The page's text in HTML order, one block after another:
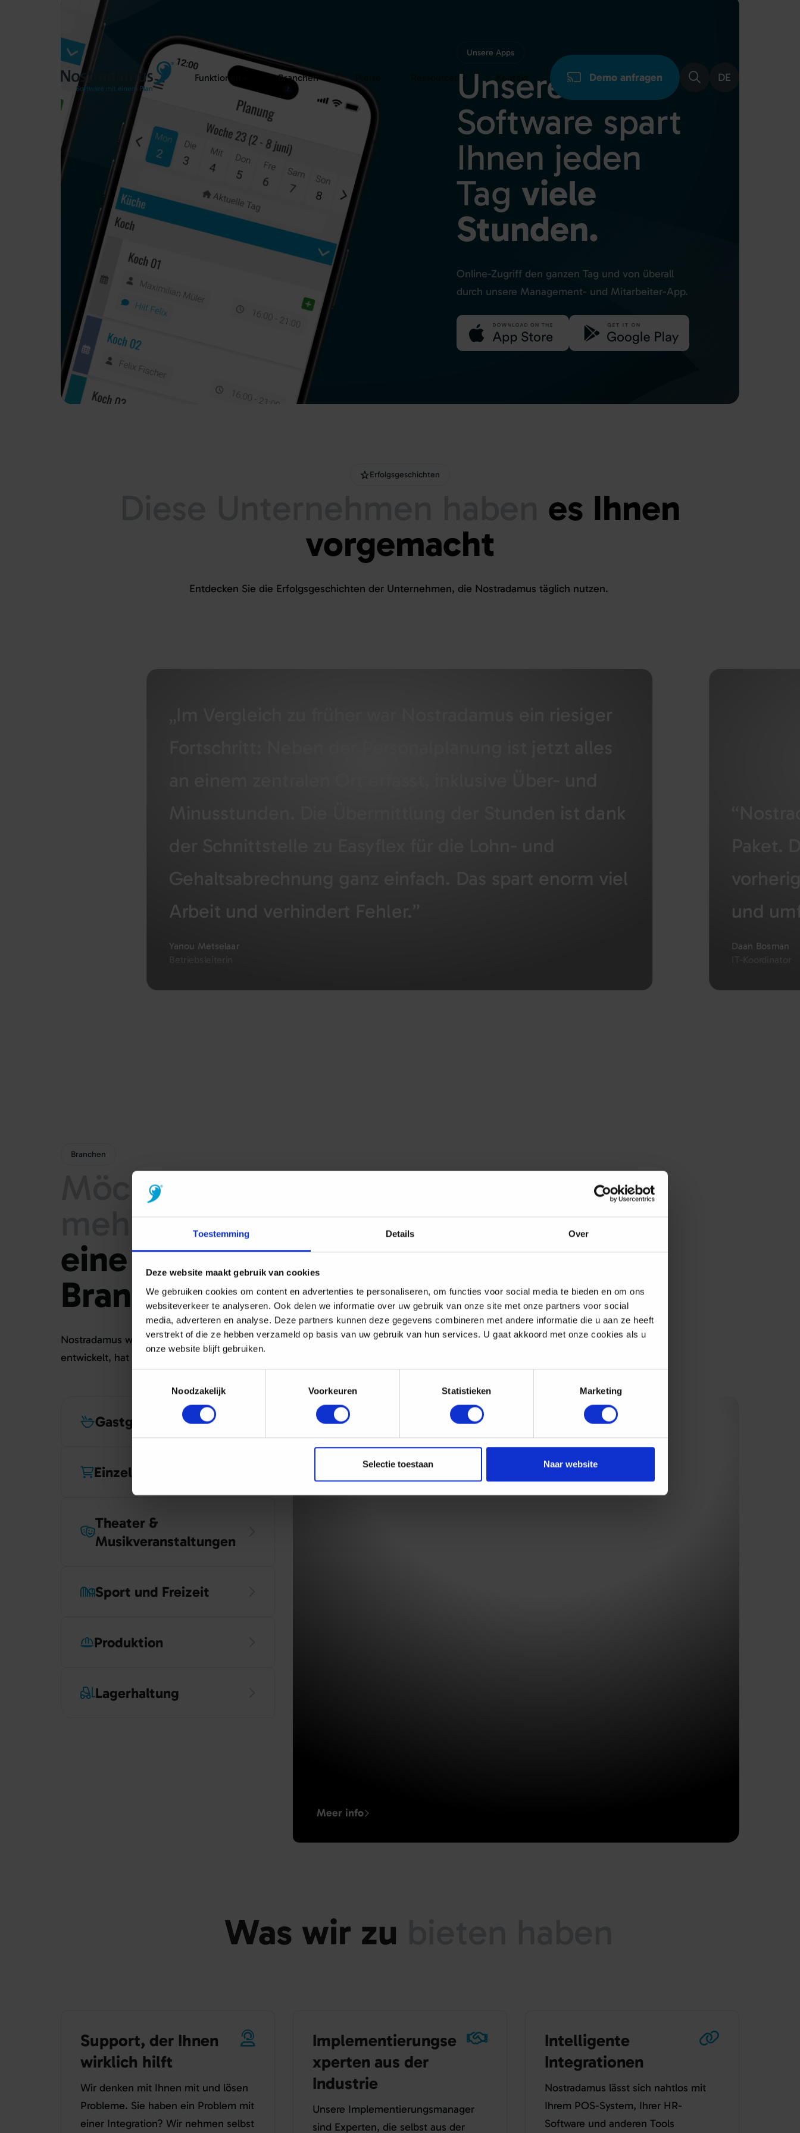
Toestemming Details Over
Deze website maakt gebruik van cookies
We gebruiken cookies om content en advertenties te personaliseren, om functies voor social media te bieden en om ons
websiteverkeer te analyseren. Ook delen we informatie over uw gebruik van onze site met onze partners voor social
media, adverteren en analyse. Deze partners kunnen deze gegevens combineren met andere informatie die u aan ze heeft
verstrekt of die ze hebben verzameld op basis van uw gebruik van hun services. U gaat akkoord met onze cookies als u
onze website blijft gebruiken.
Noodzakelijk
Voorkeuren Statistieken Marketing
Selectie toestaan Naar website
Unsere Apps
Unsere
Software spart
Ihnen jeden
Tag viele
Stunden.
Online-Zugriff den ganzen Tag und von überall
durch unsere Management- und Mitarbeiter-App.
Erfolgsgeschichten
es Ihnen
vorgemacht
Entdecken Sie die Erfolgsgeschichten der Unternehmen, die Nostradamus täglich nutzen.
Gehaltsabrechnung ganz einfach. Das spart enorm viel
Arbeit und verhindert Fehler.”
Yanou Metselaar
und
Daan Bosman
Branchen
Möchten
mehrüber
eine bestimmte
Brancheerfahren?
Nostradamus wurdefür das Hotel- undGaststättengewerbe
entwickelt, hat Lösung
Gastgewerbe
Einzelhandel
Theater &
Musikveranstaltungen
Sport und Freizeit
Produktion
Lagerhaltung
Meer info
Was wir zu
Support, der Ihnen
wirklich hilft
Wir denken mit Ihnen mit und lösen
Probleme. Sie haben ein Problem mit
einer Integration? Wir nehmen selbst
Implementierungse
xperten aus der
Industrie
Unsere Implementierungsmanager
sind Experten, die selbst aus der
Intelligente
Integrationen
Nostradamus lässt sich nahtlos mit
Ihrem POS-System, Ihrer HR-
Software und anderen Tools